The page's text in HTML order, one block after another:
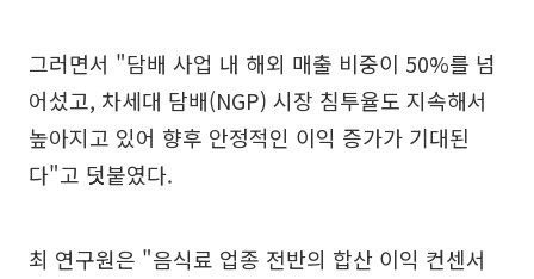
그러면서 "담배 사업 내 해외 매출 비중이 50%를 넘
어섰고, 차세대 담배(NGP) 시장 침투율도 지속해서
높아지고 있어 향후 안정적인 이익 증가가 기대된
다"고 덧붙였다.
최 연구원은 "음식료 업종 전반의 합산 이익 컨센서